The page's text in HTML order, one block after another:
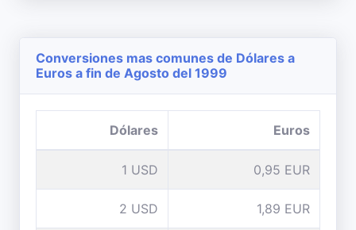
Conversiones mas comunes de Dólares a
Euros a fin de Agosto del 1999
Dólares Euros
1 USD 0,95 EUR
2 USD 1,89 EUR